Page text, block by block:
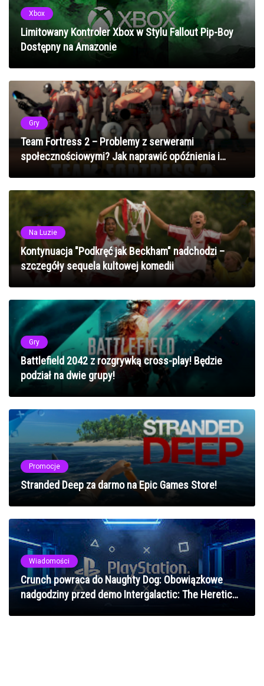
Xbox
Limitowany Kontroler Xbox w Stylu Fallout Pip-Boy
Dostępny na Amazonie
Gry
Team Fortress 2 – Problemy z serwerami
społecznościowymi? Jak naprawić opóźnienia i
rozłączanie w 2025 roku
Na Luzie
Kontynuacja "Podkręć jak Beckham" nadchodzi –
szczegóły sequela kultowej komedii
Gry
Battlefield 2042 z rozgrywką cross-play! Będzie
podział na dwie grupy!
Promocje
Stranded Deep za darmo na Epic Games Store!
Wiadomości
Crunch powraca do Naughty Dog: Obowiązkowe
nadgodziny przed demo Intergalactic: The Heretic